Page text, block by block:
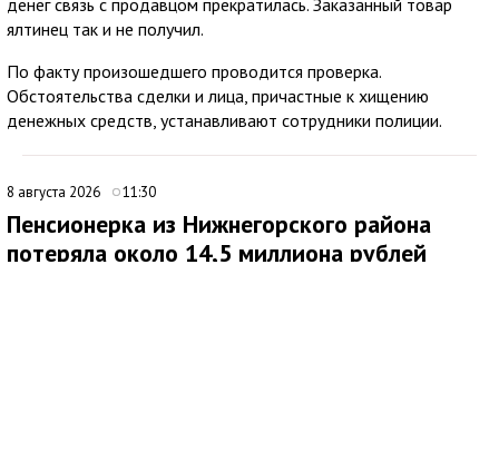
ялтинец так и не получил.
По факту произошедшего проводится проверка.
Обстоятельства сделки и лица, причастные к хищению
денежных средств, устанавливают сотрудники полиции.
8 августа 2026 11:30
Пенсионерка из Нижнегорского района
потеряла около 14,5 миллиона рублей